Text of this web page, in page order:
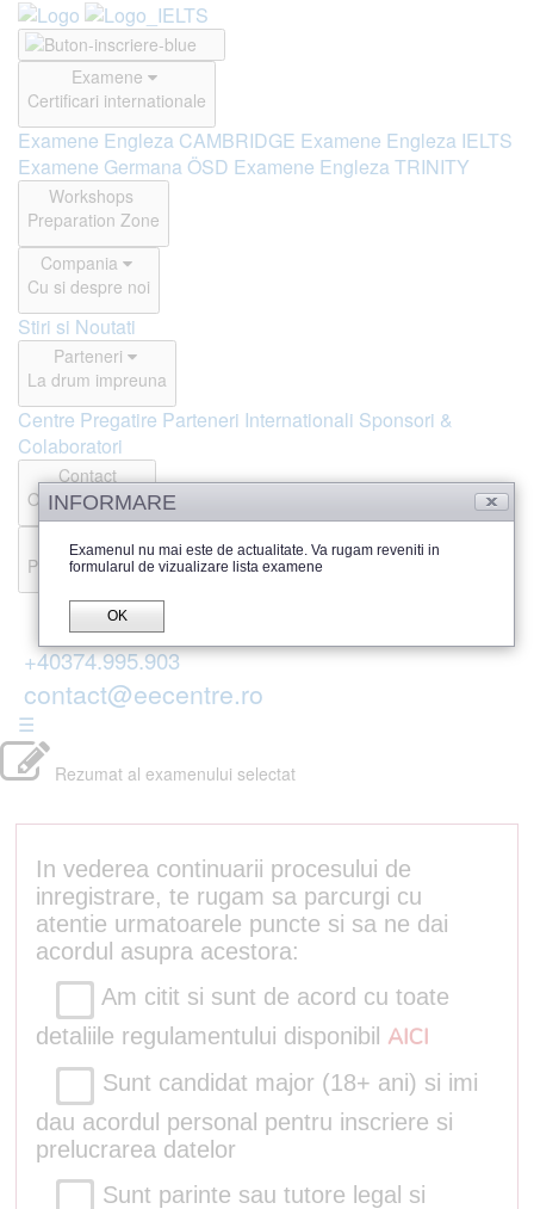
Examene
Certificari internationale
Examene Engleza CAMBRIDGE Examene Engleza IELTS
Examene Germana ÖSD Examene Engleza TRINITY
Workshops
Preparation Zone
Compania
Cu si despre noi
Stiri si Noutati
Parteneri
La drum impreuna
Centre Pregatire Parteneri Internationali Sponsori &
Colaboratori
Contact
Offline si Online
Recenzii
Parerea publicului
+40374.995.903
contact@eecentre.ro
☰
Rezumat al examenului selectat
In vederea continuarii procesului de
inregistrare, te rugam sa parcurgi cu
atentie urmatoarele puncte si sa ne dai
acordul asupra acestora:
Am citit si sunt de acord cu toate
detaliile regulamentului disponibil AICI
Sunt candidat major (18+ ani) si imi
dau acordul personal pentru inscriere si
prelucrarea datelor
Sunt parinte sau tutore legal si
INFORMARE
Examenul nu mai este de actualitate. Va rugam reveniti in
formularul de vizualizare lista examene
OK